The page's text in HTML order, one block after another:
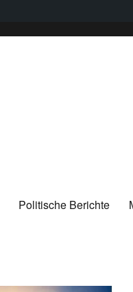
Politische Berichte